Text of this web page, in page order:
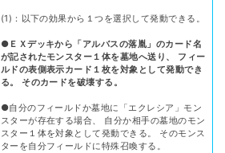
(1)：以下の効果から１つを選択して発動できる。
●ＥＸデッキから「アルバスの落胤」のカード名
が記されたモンスター１体を墓地へ送り、 フィー
ルドの表側表示カード１枚を対象として発動でき
る。 そのカードを破壊する。
●自分のフィールドか墓地に「エクレシア」モン
スターが存在する場合、 自分か相手の墓地のモン
スター１体を対象として発動できる。 そのモンス
ターを自分フィールドに特殊召喚する。